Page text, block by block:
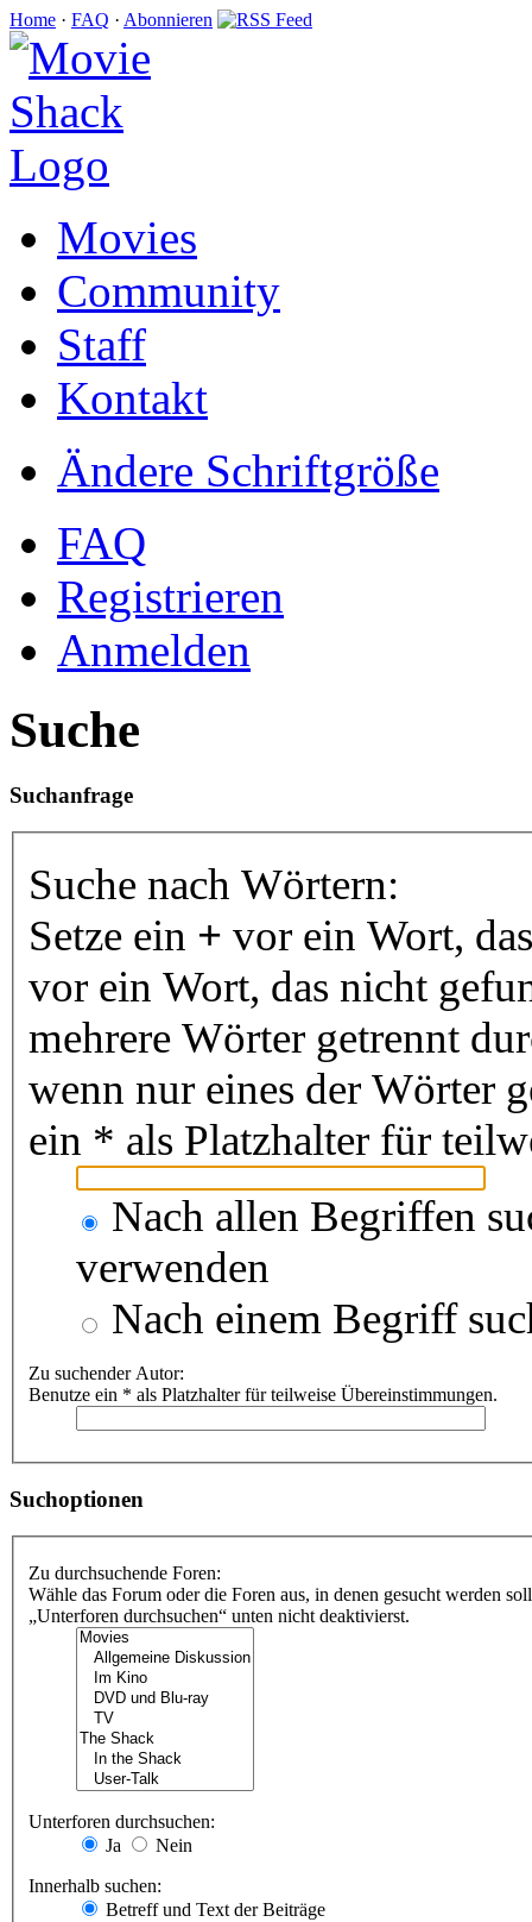
Home · FAQ · Abonnieren
Movies
Community
Staff
Kontakt
Ändere Schriftgröße
FAQ
Registrieren
Anmelden
Suche
Suchanfrage
Suche nach Wörtern:
Setze ein + vor ein Wort,
vor ein Wort, das nicht
mehrere Wörter getrennt
wenn nur eines der Wörter
ein * als Platzhalter für
Nach allen Begriffen
verwenden
Nach einem Begriff
Zu suchender Autor:
Benutze ein * als Platzhalter für teilweise Übereinstimmungen.
Suchoptionen
Zu durchsuchende Foren:
Wähle das Forum oder die Foren aus, in denen gesucht werden
„Unterforen durchsuchen“ unten nicht deaktivierst.
Unterforen durchsuchen:
Ja
Nein
Innerhalb suchen:
Betreff und Text der Beiträge